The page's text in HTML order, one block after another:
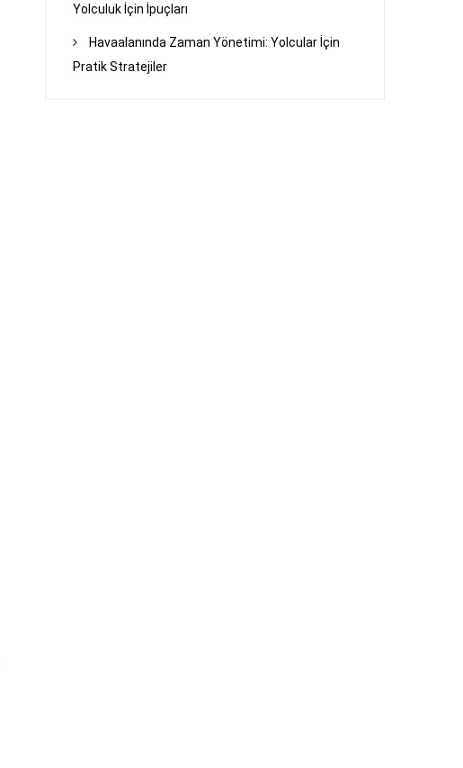
Yolculuk İçin İpuçları
Havaalanında Zaman Yönetimi: Yolcular İçin
Pratik Stratejiler